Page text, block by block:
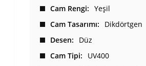
Cam Rengi
Yeşil
Cam Tasarımı
Dikdörtgen
Desen
Düz
Cam Tipi
UV400